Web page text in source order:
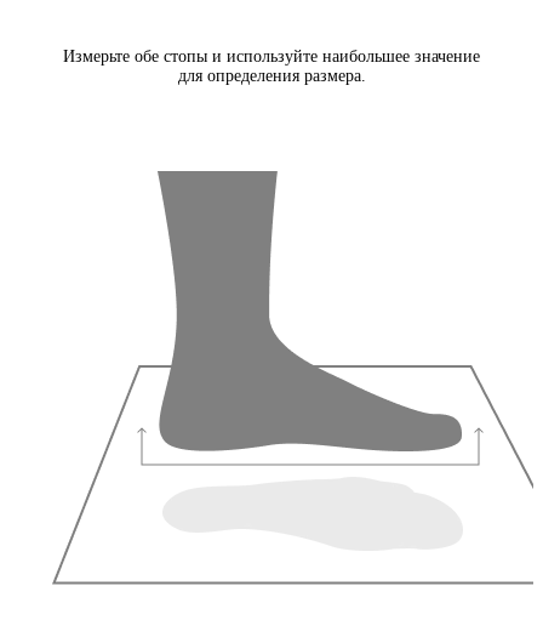
Измерьте обе стопы и используйте наибольшее значение
для определения размера.